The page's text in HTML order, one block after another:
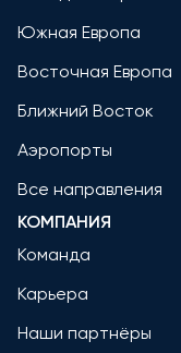
Южная Европа
Восточная Европа
Ближний Восток
Аэропорты
Все направления
КОМПАНИЯ
Команда
Карьера
Наши партнёры